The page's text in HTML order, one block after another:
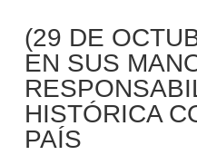
(29 DE
EN SUS
HISTÓRICA
PAÍS